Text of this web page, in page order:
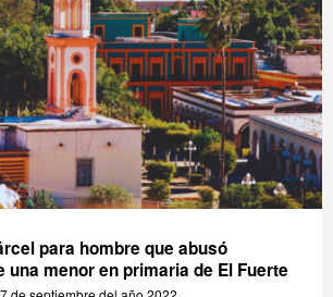
para hombre que abusó
una menor en primaria de El Fuerte